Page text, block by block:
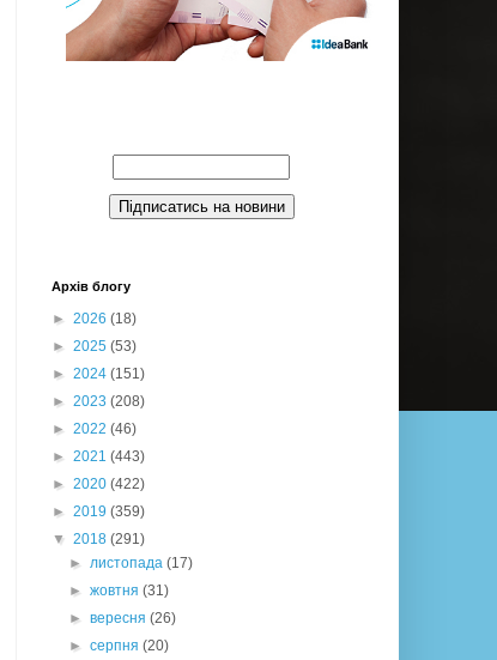
Архів блогу
► 2026 (18)
► 2025 (53)
► 2024 (151)
► 2023 (208)
► 2022 (46)
► 2021 (443)
► 2020 (422)
► 2019 (359)
▼ 2018 (291)
►листопада(17)
►жовтня(31)
►вересня(26)
►серпня(20)